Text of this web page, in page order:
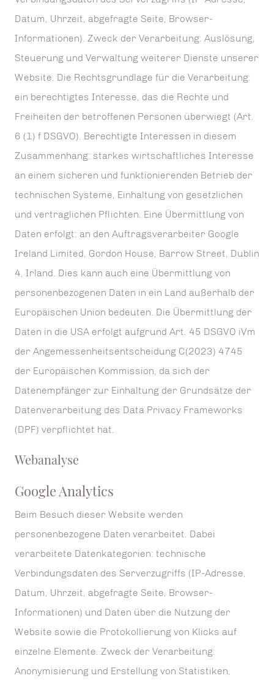
Datum, Uhrzeit, abgefragte Seite, Browser-
Informationen). Zweck der Verarbeitung: Auslösung,
Steuerung und Verwaltung weiterer Dienste unserer
Website. Die Rechtsgrundlage für die Verarbeitung:
ein berechtigtes Interesse, das die Rechte und
Freiheiten der betroffenen Personen überwiegt (Art.
6 (1) f DSGVO). Berechtigte Interessen in diesem
Zusammenhang: starkes wirtschaftliches Interesse
an einem sicheren und funktionierenden Betrieb der
technischen Systeme, Einhaltung von gesetzlichen
und vertraglichen Pflichten. Eine Übermittlung von
Daten erfolgt: an den Auftragsverarbeiter Google
Ireland Limited, Gordon House, Barrow Street, Dublin
4, Irland. Dies kann auch eine Übermittlung von
personenbezogenen Daten in ein Land außerhalb der
Europäischen Union bedeuten. Die Übermittlung der
Daten in die USA erfolgt aufgrund Art. 45 DSGVO iVm
der Angemessenheitsentscheidung C(2023) 4745
der Europäischen Kommission, da sich der
Datenempfänger zur Einhaltung der Grundsätze der
Datenverarbeitung des Data Privacy Frameworks
(DPF) verpflichtet hat.
Webanalyse
Google Analytics
Beim Besuch dieser Website werden
personenbezogene Daten verarbeitet. Dabei
verarbeitete Datenkategorien: technische
Verbindungsdaten des Serverzugriffs (IP-Adresse,
Datum, Uhrzeit, abgefragte Seite, Browser-
Informationen) und Daten über die Nutzung der
Website sowie die Protokollierung von Klicks auf
einzelne Elemente. Zweck der Verarbeitung:
Anonymisierung und Erstellung von Statistiken,